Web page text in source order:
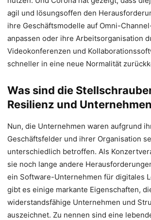
agil und lösungsoffen den
ihre Geschäftsmodelle auf Omni-
anpassen oder ihre Arbeitsorganisation
Videokonferenzen und
schneller in eine neue Normalität
Was sind die
Resilienz und
Nun, die Unternehmen waren aufgrund
Geschäftsfelder und ihrer Organisation
unterschiedlich betroffen. Als
sie noch lange andere
ein Software-Unternehmen für digitales
gibt es einige markante Eigenschaften,
widerstandsfähige Unternehmen und
auszeichnet. Zu nennen sind eine